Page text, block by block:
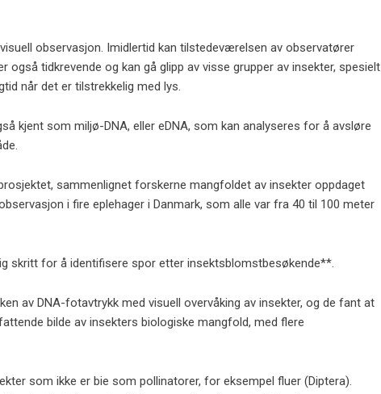
observasjon. Imidlertid kan tilstedeværelsen av observatører
tidkrevende og kan gå glipp av visse grupper av insekter, spesielt
når det er tilstrekkelig med lys.
kjent som miljø-DNA, eller eDNA, som kan analyseres for å avsløre
sammenlignet forskerne mangfoldet av insekter oppdaget
i fire eplehager i Danmark, som alle var fra 40 til 100 meter
skritt for å identifisere spor etter insektsblomstbesøkende**.
av DNA-fotavtrykk med visuell overvåking av insekter, og de fant at
bilde av insekters biologiske mangfold, med flere
som ikke er bie som pollinatorer, for eksempel fluer (Diptera).